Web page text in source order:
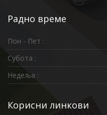
Радно време
Пон - Пет :
Субота :
Недеља :
Корисни линкови